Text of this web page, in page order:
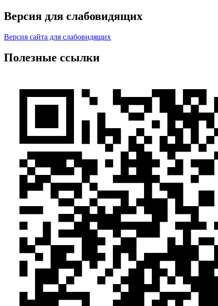
Версия для слабовидящих
Версия сайта для слабовидящих
Полезные ссылки